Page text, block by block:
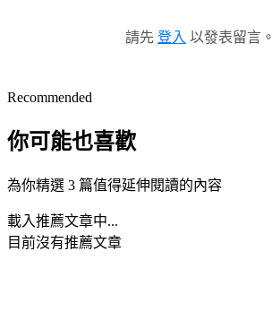
請先 登入 以發表留言。
Recommended
你可能也喜歡
為你精選 3 篇值得延伸閱讀的內容
載入推薦文章中...
目前沒有推薦文章